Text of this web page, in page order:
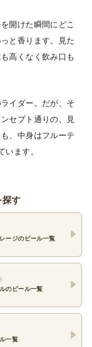
開けた瞬間にどこ
と香ります。見た
高くなく飲み口も
イダー。だが、そ
セプト通りの、見
、中身はフルーテ
ます。
す
ージのビール一覧
のビール一覧
一覧